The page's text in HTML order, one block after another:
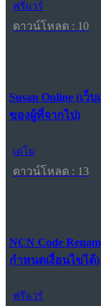
ฟรีแวร์
ดาวน์โหลด : 10
Susan Online (เ
ของผู้ที่จากไป)
เดโม
ดาวน์โหลด : 13
NCN Code
กำหนดเงื่อนไขได้)
ฟรีแวร์